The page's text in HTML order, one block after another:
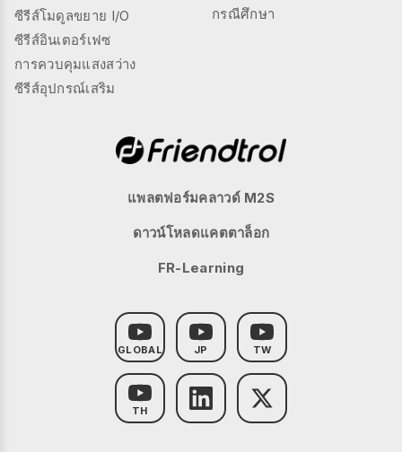
ซีรีส์โมดูลขยาย I/O
ซีรีส์อินเตอร์เฟซ
การควบคุมแสงสว่าง
ซีรีส์อุปกรณ์เสริม
กรณีศึกษา
แพลตฟอร์มคลาวด์ M2S
ดาวน์โหลดแคตตาล็อก
FR-Learning
GLOBAL JP TW
TH